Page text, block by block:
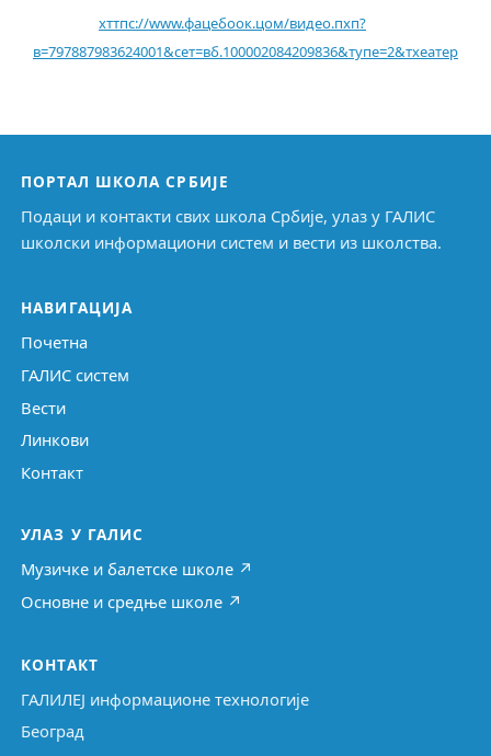
хттпс://www.фацебоок.цом/видео.пхп?
в=797887983624001&сет=вб.100002084209836&тyпе=2&тхеатер
ПОРТАЛ ШКОЛА СРБИЈЕ
Подаци и контакти свих школа Србије, улаз у ГАЛИС
школски информациони систем и вести из школства.
НАВИГАЦИЈА
Почетна
ГАЛИС систем
Вести
Линкови
Контакт
УЛАЗ У ГАЛИС
Музичке и балетске школе ↗
Основне и средње школе ↗
КОНТАКТ
ГАЛИЛЕЈ информационе технологије
Београд